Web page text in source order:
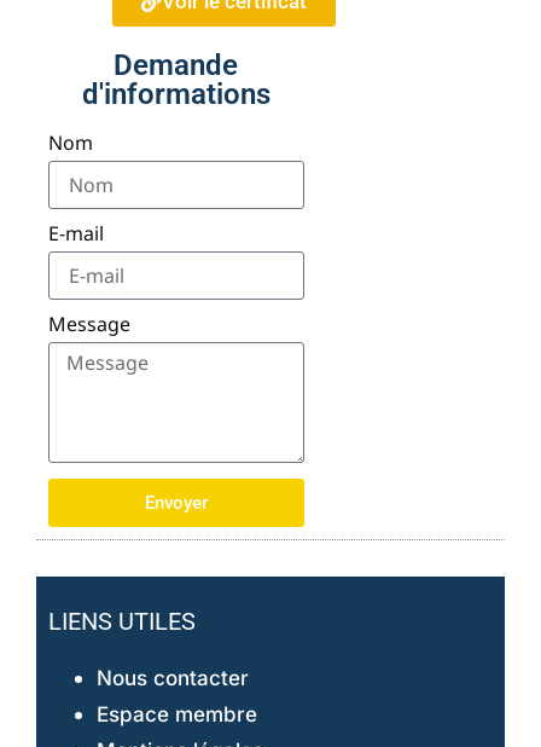
Demande
d'informations
Nom
E-mail
Message
Envoyer
LIENS UTILES
Nous contacter
Espace membre